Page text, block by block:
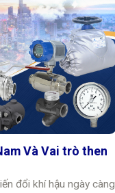
Và Vai trò then
đổi khí hậu ngày càng